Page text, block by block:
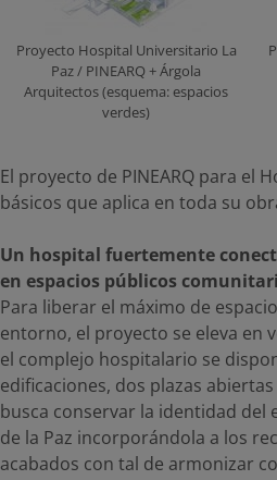
Proyecto Hospital Universitario La
Paz / PINEARQ + Árgola
Arquitectos (esquema: espacios
verdes)
El proyecto de PINEARQ para el
básicos que aplica en toda su
Un hospital fuertemente
en espacios públicos
Para liberar el máximo de
entorno, el proyecto se eleva en
el complejo hospitalario se
edificaciones, dos plazas
busca conservar la identidad
de la Paz incorporándola a los
acabados con tal de armonizar